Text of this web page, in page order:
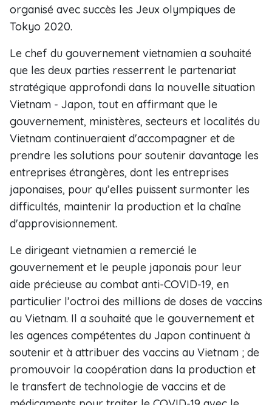
organisé avec succès les Jeux olympiques de
Tokyo 2020.
Le chef du gouvernement vietnamien a souhaité
que les deux parties resserrent le partenariat
stratégique approfondi dans la nouvelle situation
Vietnam - Japon, tout en affirmant que le
gouvernement, ministères, secteurs et localités du
Vietnam continueraient d'accompagner et de
prendre les solutions pour soutenir davantage les
entreprises étrangères, dont les entreprises
japonaises, pour qu’elles puissent surmonter les
difficultés, maintenir la production et la chaîne
d'approvisionnement.
Le dirigeant vietnamien a remercié le
gouvernement et le peuple japonais pour leur
aide précieuse au combat anti-COVID-19, en
particulier l’octroi des millions de doses de vaccins
au Vietnam. Il a souhaité que le gouvernement et
les agences compétentes du Japon continuent à
soutenir et à attribuer des vaccins au Vietnam ; de
promouvoir la coopération dans la production et
le transfert de technologie de vaccins et de